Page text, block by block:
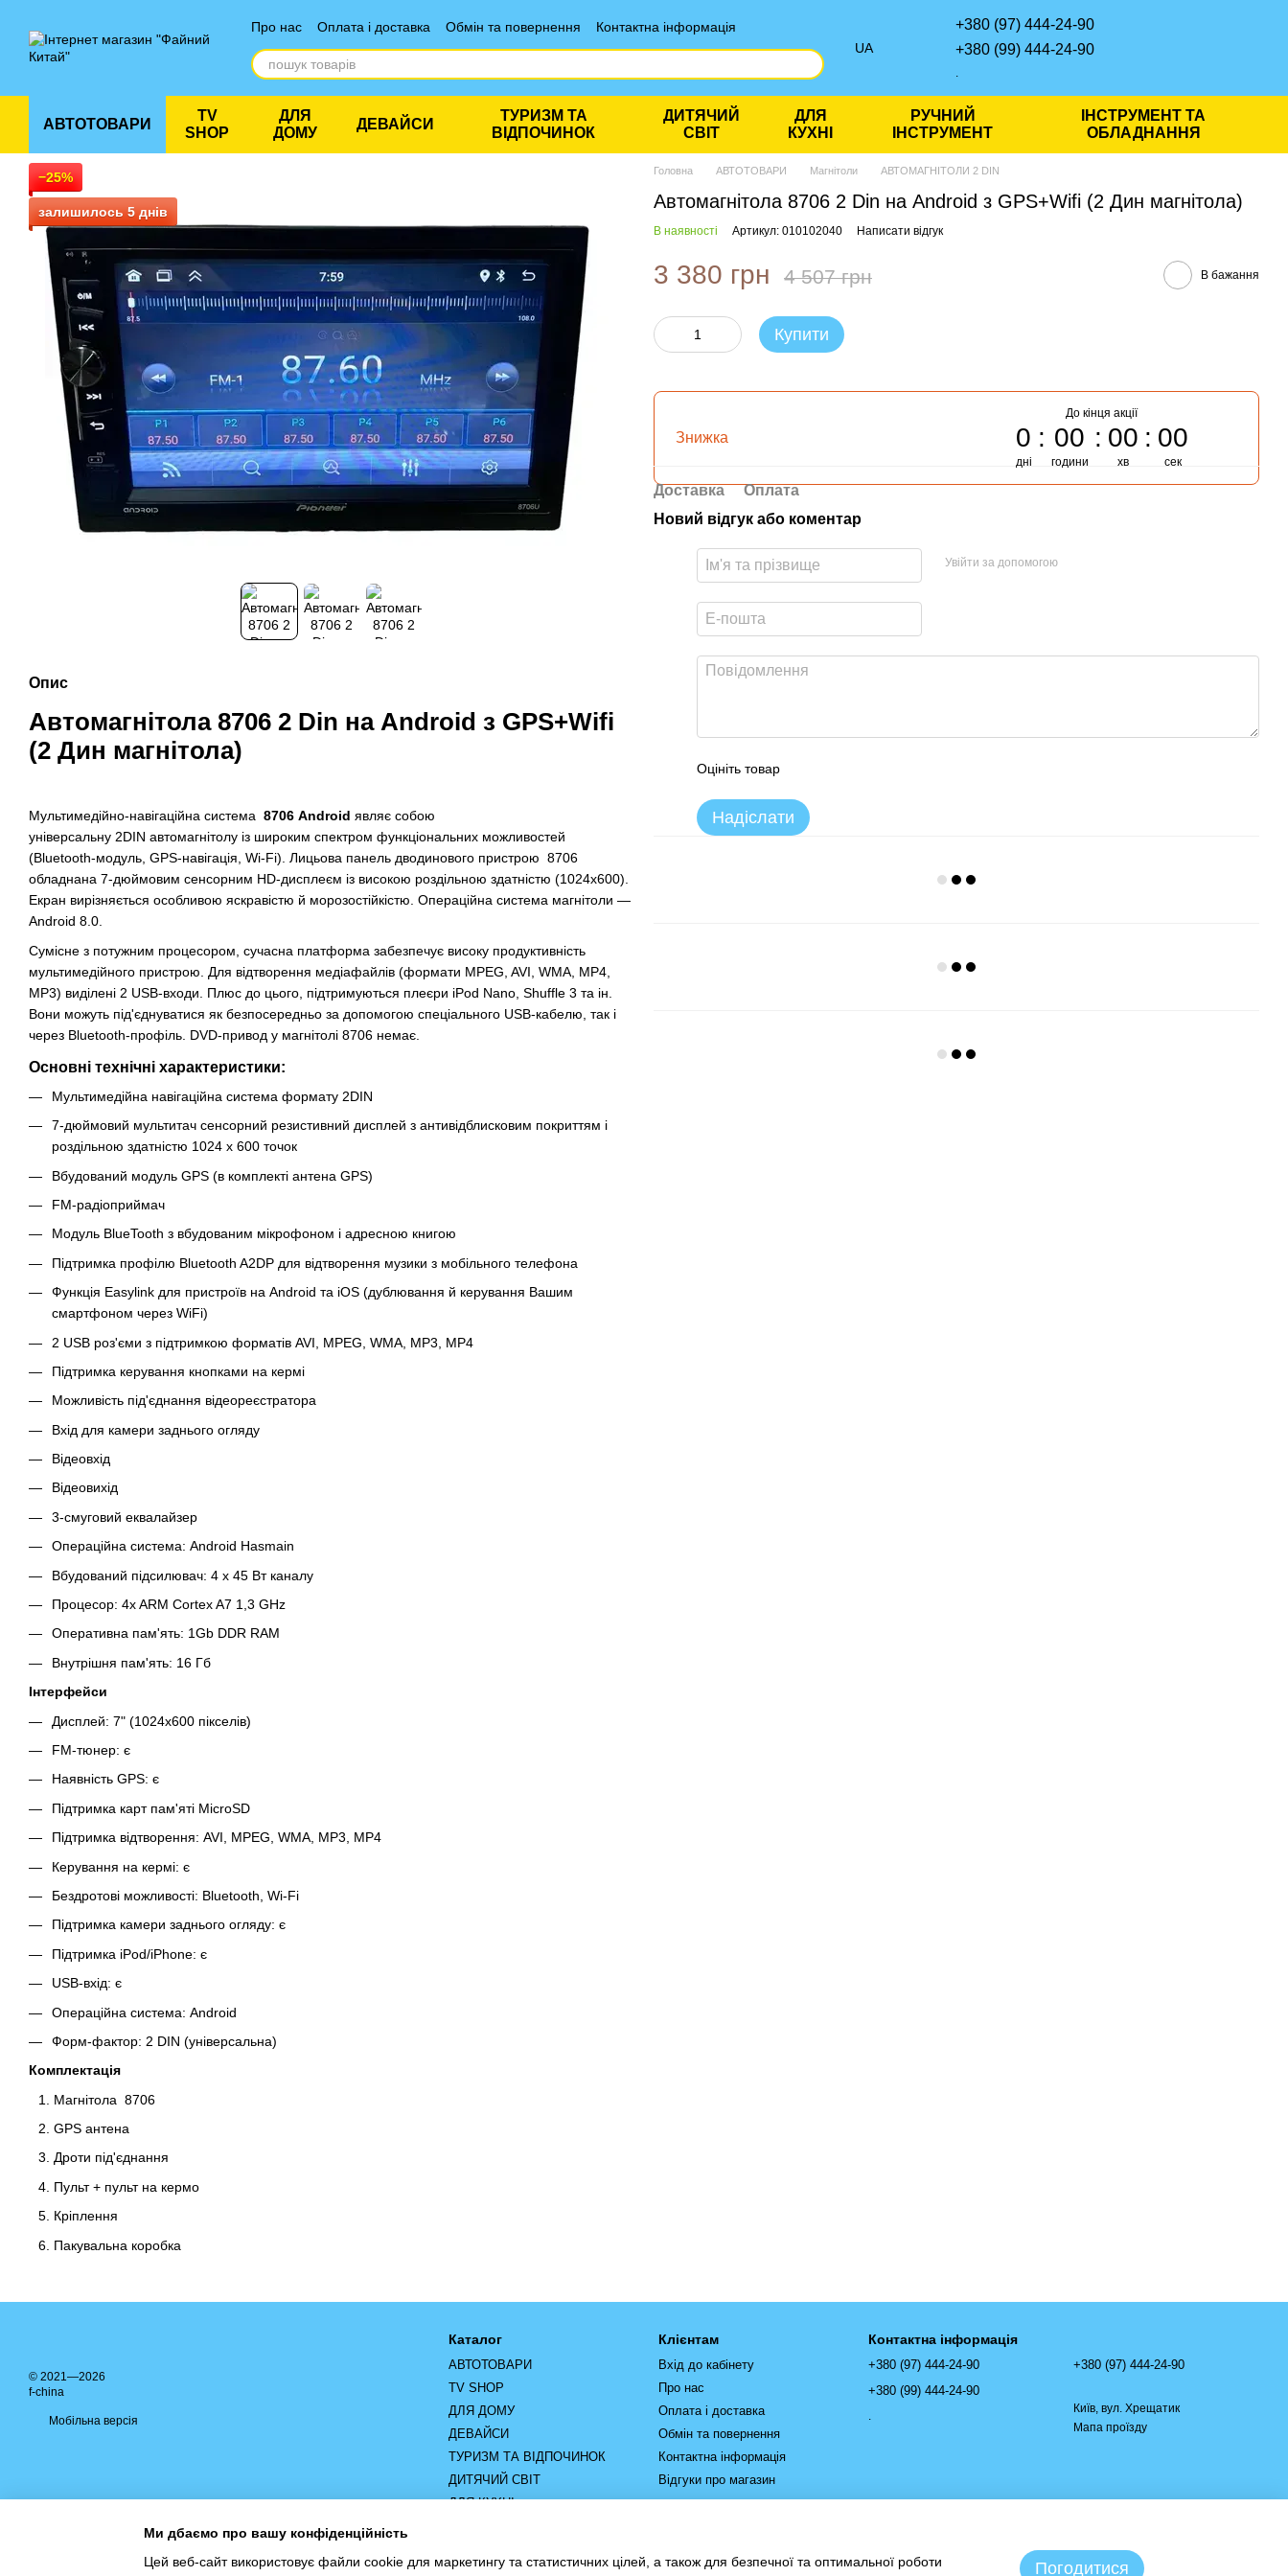
Про нас Оплата і доставка Обмін та повернення
Контактна інформація
Відгуки про магазин
UA
+380 (97) 444-24-90
+380 (99) 444-24-90
АВТОТОВАРИ
TV
SHOP
ДЛЯ
ДОМУ
ДЕВАЙСИ
ТУРИЗМ ТА
ВІДПОЧИНОК
ДИТЯЧИЙ
СВІТ
ДЛЯ
КУХНІ
РУЧНИЙ
ІНСТРУМЕНТ
ІНСТРУМЕНТ ТА
ОБЛАДНАННЯ
−25%
залишилось 5 днів
Опис
Автомагнітола 8706 2 Din на Android з GPS+Wifi
(2 Дин магнітола)
Мультимедійно-навігаційна система 8706 Android являє собою
універсальну 2DIN автомагнітолу із широким спектром функціональних можливостей
(Bluetooth-модуль, GPS-навігація, Wi-Fi). Лицьова панель дводинового пристрою 8706
обладнана 7-дюймовим сенсорним HD-дисплеєм із високою роздільною здатністю (1024х600).
Екран вирізняється особливою яскравістю й морозостійкістю. Операційна система магнітоли —
Android 8.0.
Сумісне з потужним процесором, сучасна платформа забезпечує високу продуктивність
мультимедійного пристрою. Для відтворення медіафайлів (формати MPEG, AVI, WMA, MP4,
MP3) виділені 2 USB-входи. Плюс до цього, підтримуються плеєри iPod Nano, Shuffle 3 та ін.
Вони можуть під'єднуватися як безпосередньо за допомогою спеціального USB-кабелю, так і
через Bluetooth-профіль. DVD-привод у магнітолі 8706 немає.
Основні технічні характеристики:
Мультимедійна навігаційна система формату 2DIN
7-дюймовий мультитач сенсорний резистивний дисплей з антивідблисковим покриттям і
роздільною здатністю 1024 x 600 точок
Вбудований модуль GPS (в комплекті антена GPS)
FM-радіоприймач
Модуль BlueTooth з вбудованим мікрофоном і адресною книгою
Підтримка профілю Bluetooth A2DP для відтворення музики з мобільного телефона
Функція Easylink для пристроїв на Android та iOS (дублювання й керування Вашим
смартфоном через WiFi)
2 USB роз'єми з підтримкою форматів AVI, MPEG, WMA, MP3, MP4
Підтримка керування кнопками на кермі
Можливість під'єднання відеореєстратора
Вхід для камери заднього огляду
Відеовхід
Відеовихід
3-смуговий еквалайзер
Операційна система: Android Hasmain
Вбудований підсилювач: 4 х 45 Вт каналу
Процесор: 4x ARM Cortex A7 1,3 GHz
Оперативна пам'ять: 1Gb DDR RAM
Внутрішня пам'ять: 16 Гб
Інтерфейси
Дисплей: 7" (1024х600 пікселів)
FM-тюнер: є
Наявність GPS: є
Підтримка карт пам'яті MicroSD
Підтримка відтворення: AVI, MPEG, WMA, MP3, MP4
Керування на кермі: є
Бездротові можливості: Bluetooth, Wi-Fi
Підтримка камери заднього огляду: є
Підтримка iPod/iPhone: є
USB-вхід: є
Операційна система: Android
Форм-фактор: 2 DIN (універсальна)
Комплектація
Магнітола 8706
GPS антена
Дроти під'єднання
Пульт + пульт на кермо
Кріплення
Пакувальна коробка
Головна АВТОТОВАРИ Магнітоли АВТОМАГНІТОЛИ 2 DIN
Автомагнітола 8706 2 Din на Android з GPS+Wifi (2 Дин магнітола)
В наявності Артикул: 010102040 Написати відгук
3 380 грн 4 507 грн В бажання
Купити
Знижка
До кінця акції
0
дні
00
години
00
хв
00
сек
Доставка
Оплата
Новий відгук або коментар
Увійти за допомогою
Оцініть товар
Надіслати
© 2021—2026
f-china
Мобільна версія
Каталог
АВТОТОВАРИ
TV SHOP
ДЛЯ ДОМУ
ДЕВАЙСИ
ТУРИЗМ ТА ВІДПОЧИНОК
ДИТЯЧИЙ СВІТ
ДЛЯ КУХНІ
ОБЛАДНАННЯ
Клієнтам
Вхід до кабінету
Про нас
Оплата і доставка
Обмін та повернення
Контактна інформація
Відгуки про магазин
Контактна інформація
+380 (97) 444-24-90
+380 (99) 444-24-90
.
+380 (97) 444-24-90
Київ, вул. Хрещатик
Мапа проїзду
Ми дбаємо про вашу конфіденційність
Цей веб-сайт використовує файли cookie для маркетингу та статистичних цілей, а також для безпечної та оптимальної роботи
Погодитися